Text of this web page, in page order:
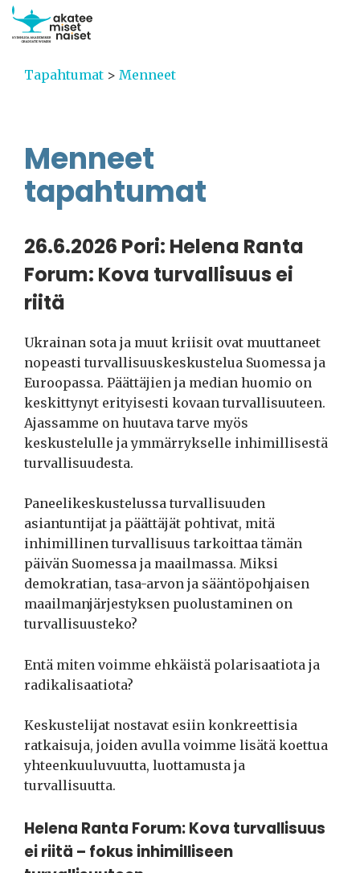
Tapahtumat > Menneet
Menneet
tapahtumat
26.6.2026 Pori: Helena Ranta
Forum: Kova turvallisuus ei
riitä
Ukrainan sota ja muut kriisit ovat muuttaneet
nopeasti turvallisuuskeskustelua Suomessa ja
Euroopassa. Päättäjien ja median huomio on
keskittynyt erityisesti kovaan turvallisuuteen.
Ajassamme on huutava tarve myös
keskustelulle ja ymmärrykselle inhimillisestä
turvallisuudesta.
Paneelikeskustelussa turvallisuuden
asiantuntijat ja päättäjät pohtivat, mitä
inhimillinen turvallisuus tarkoittaa tämän
päivän Suomessa ja maailmassa. Miksi
demokratian, tasa-arvon ja sääntöpohjaisen
maailmanjärjestyksen puolustaminen on
turvallisuusteko?
Entä miten voimme ehkäistä polarisaatiota ja
radikalisaatiota?
Keskustelijat nostavat esiin konkreettisia
ratkaisuja, joiden avulla voimme lisätä koettua
yhteenkuuluvuutta, luottamusta ja
turvallisuutta.
Helena Ranta Forum: Kova turvallisuus
ei riitä – fokus inhimilliseen